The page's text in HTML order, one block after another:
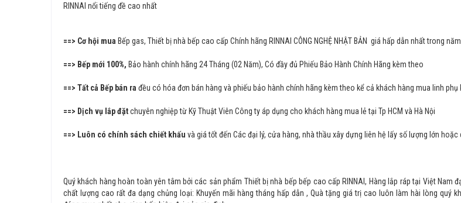
RINNAI nổi tiếng đề cao nhất
==> Cơ hội mua Bếp gas, Thiết bị nhà bếp cao cấp Chính hãng RINNAI CÔNG NGHỆ NHẬT BẢN giá hấp dẫn nhất trong năm
==> Bếp mới 100%, Bảo hành chính hãng 24 Tháng (02 Năm), Có đầy đủ Phiếu Bảo Hành Chính Hãng kèm theo
==> Tất cả Bếp bán ra đều có hóa đơn bán hàng và phiếu bảo hành chính hãng kèm theo kể cả khách hàng mua linh phụ
==> Dịch vụ lắp đặtchuyên nghiệp từ Kỹ Thuật Viên Công ty áp dụng cho khách hàng mua lẻ tại Tp HCM và Hà Nội
==> Luôn có chính sách chiết khấu và giá tốt đến Các đại lý, cửa hàng, nhà thầu xây dựng liên hệ lấy số lượng lớn
Quý khách hàng hoàn toàn yên tâm bởi các sản phẩm Thiết bị nhà bếp bếp cao cấp RINNAI, Hàng lắp ráp tại Việt Nam
chất lượng cao rất đa dạng chủng loại: Khuyến mãi hàng tháng hấp dẫn , Quà tặng giá trị cao luôn làm hài lòng quý